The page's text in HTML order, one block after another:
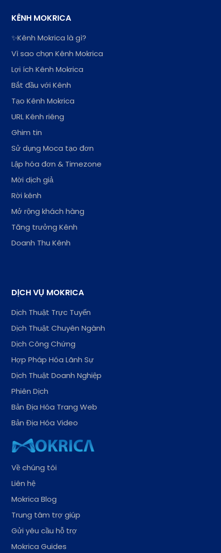
KÊNH MOKRICA
✨Kênh Mokrica là gì?
Vì sao chọn Kênh Mokrica
Lợi ích Kênh Mokrica
Bắt đầu với Kênh
Tạo Kênh Mokrica
URL Kênh riêng
Ghim tin
Sử dụng Moca tạo đơn
Lập hóa đơn & Timezone
Mời dịch giả
Rời kênh
Mở rộng khách hàng
Tăng trưởng Kênh
Doanh Thu Kênh
DỊCH VỤ MOKRICA
Dịch Thuật Trực Tuyến
Dịch Thuật Chuyên Ngành
Dịch Công Chứng
Hợp Pháp Hóa Lãnh Sự
Dịch Thuật Doanh Nghiệp
Phiên Dịch
Bản Địa Hóa Trang Web
Bản Địa Hóa Video
Về chúng tôi
Liên hệ
Mokrica Blog
Trung tâm trợ giúp
Gửi yêu cầu hỗ trợ
Mokrica Guides